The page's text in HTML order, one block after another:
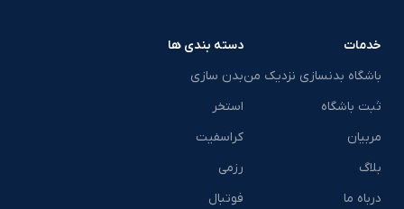
خدمات
باشگاه بدنسازی نزدیک من
ثبت باشگاه
مربیان
بلاگ
درباه ما
دسته بندی ها
بدن سازی
استخر
کراسفیت
رزمی
فوتبال